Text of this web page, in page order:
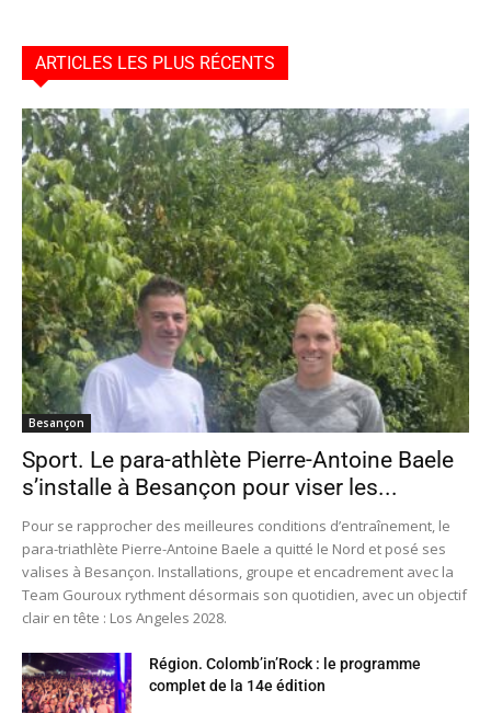
ARTICLES LES PLUS RÉCENTS
Besançon
Sport. Le para-athlète Pierre-Antoine Baele
s’installe à Besançon pour viser les...
Pour se rapprocher des meilleures conditions d’entraînement, le
para-triathlète Pierre-Antoine Baele a quitté le Nord et posé ses
valises à Besançon. Installations, groupe et encadrement avec la
Team Gouroux rythment désormais son quotidien, avec un objectif
clair en tête : Los Angeles 2028.
Région. Colomb’in’Rock : le programme
complet de la 14e édition